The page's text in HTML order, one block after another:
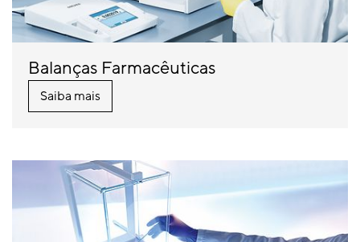
Balanças Farmacêuticas
Saiba mais